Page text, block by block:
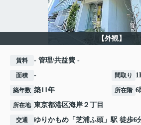
【外観】
賃料 - 管理/共益費 -
面積 - 間取り
築年数 築11年 所在階 6
所在地 東京都港区海岸 ２丁目
交通 ゆりかもめ 「 芝浦ふ頭 」駅 徒歩6